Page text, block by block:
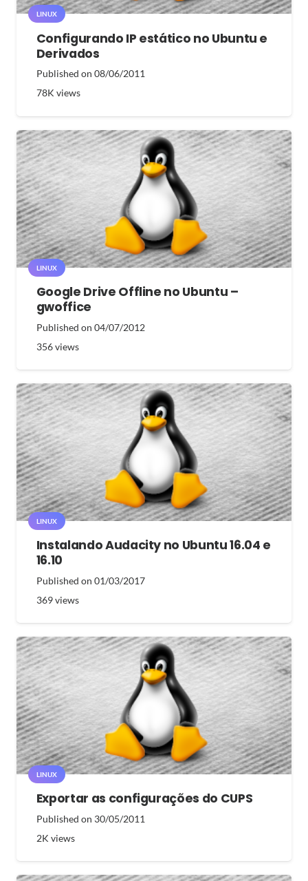
LINUX
Configurando IP estático no Ubuntu e
Derivados
Published on 08/06/2011
78K views
LINUX
Google Drive Offline no Ubuntu –
gwoffice
Published on 04/07/2012
356views
LINUX
Instalando Audacity no Ubuntu 16.04 e
16.10
Published on 01/03/2017
369views
LINUX
Exportar as configurações do CUPS
Published on 30/05/2011
2K views